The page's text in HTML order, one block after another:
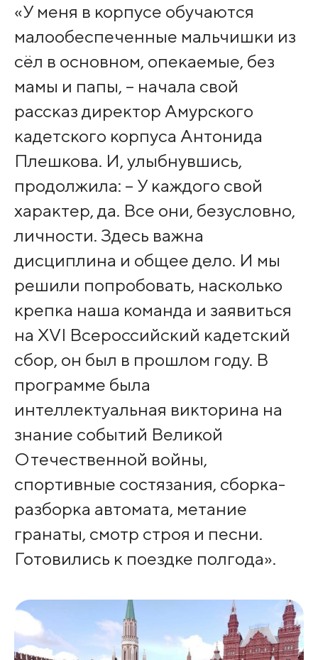
«У меня в корпусе обучаются
малообеспеченные мальчишки из
сёл в основном, опекаемые, без
мамы и папы, – начала свой
рассказ директор Амурского
кадетского корпуса Антонида
Плешкова. И, улыбнувшись,
продолжила: – У каждого свой
характер, да. Все они, безусловно,
личности. Здесь важна
дисциплина и общее дело. И мы
решили попробовать, насколько
крепка наша команда и заявиться
на XVI Всероссийский кадетский
сбор, он был в прошлом году. В
программе была
интеллектуальная викторина на
знание событий Великой
Отечественной войны,
спортивные состязания, сборка-
разборка автомата, метание
гранаты, смотр строя и песни.
Готовились к поездке полгода».